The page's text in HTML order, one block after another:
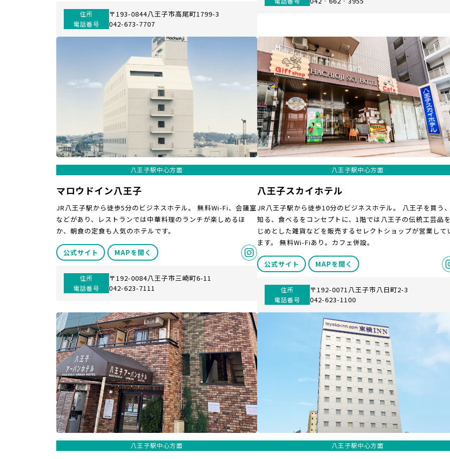
住所 〒193-0844八王子市高尾町1799-3
電話番号 042-673-7707
八王子駅中心方面
マロウドイン八王子
JR八王子駅から徒歩5分のビジネスホテル。 無料Wi-Fi、会議室
などがあり、レストランでは中華料理のランチが楽しめるほ
か、朝食の定食も人気のホテルです。
公式サイト MAPを開く
住所 〒192-0084八王子市三崎町6-11
電話番号 042-623-7111
八王子駅中心方面
八王子スカイホテル
JR八王子駅から徒歩10分のビジネスホテル。 八王子を買う
知る、食べるをコンセプトに、1階では八王子の伝統工芸品
じめとした雑貨などを販売するセレクトショップが営業して
ます。 無料Wi-Fiあり。カフェ併設。
公式サイト MAPを開く
住所 〒192-0071八王子市八日町2-3
電話番号 042-623-1100
八王子駅中心方面 八王子駅中心方面